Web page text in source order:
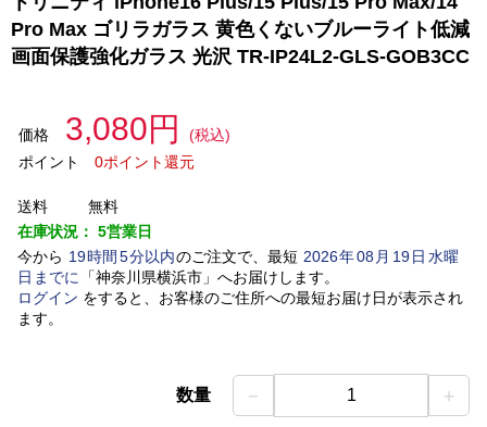
Pro Max ゴリラガラス 黄色くないブルーライト低減
画面保護強化ガラス 光沢 TR-IP24L2-GLS-GOB3CC
価格 3,080円
(税込)
ポイント
0ポイント還元
送料
無料
在庫状況： 5営業日
今から 19時間 5分以内のご注文で、最短 2026年08 月 19日水曜
日 までに 「神奈川県横浜市」 へお届けします。
ログイン をすると、お客様のご住所への最短お届け日が表示され
ます。
数量 － 1 ＋